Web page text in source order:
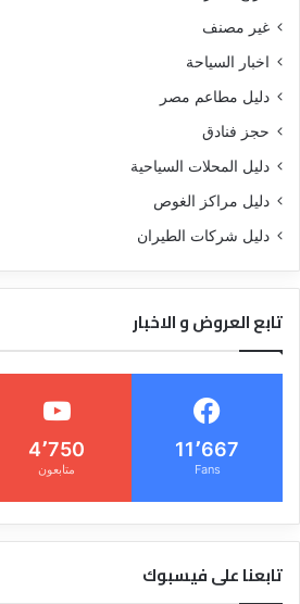
غير مصنف
اخبار السياحة
دليل مطاعم مصر
حجز فنادق
دليل المحلات السياحية
دليل مراكز الغوص
دليل شركات الطيران
تابع العروض و الاخبار
11٬667
Fans
4٬750
متابعون
تابعنا على فيسبوك